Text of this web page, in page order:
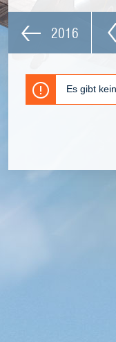
2016
Es gibt